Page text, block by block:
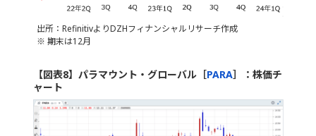
出所：RefinitivよりDZHフィナンシャルリサーチ作成
※ 期末は12月
【図表8】パラマウント・グローバル［PARA］：株価チ
ャート